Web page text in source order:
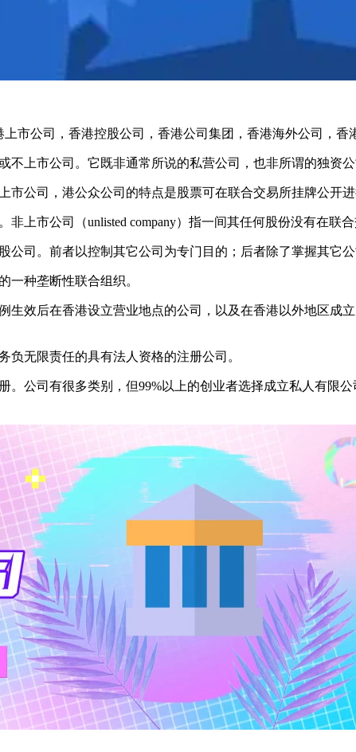
市公司，香港控股公司，香港公司集团，香港海外公司，香
上市公司。它既非通常所说的私营公司，也非所谓的独资公
公司，港公众公司的特点是股票可在联合交易所挂牌公开
上市公司（unlisted company）指一间其任何股份没有在联合
司。前者以控制其它公司为专门目的；后者除了掌握其它
一种垄断性联合组织。
效后在香港设立营业地点的公司，以及在香港以外地区成
负无限责任的具有法人资格的注册公司。
公司有很多类别，但99%以上的创业者选择成立私人有限